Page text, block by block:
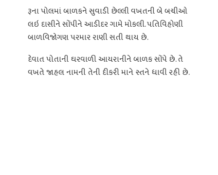
રૂના પોલમાં બાળકને સુવાડી છેલ્લી વખતની બે બચીઓ
લઇ દાસીને સોંપીને આડીદર ગામે મોકલી. પતિવિહોણી
બાળવિજોગણ પરમાર રાણી સતી થાય છે.
દેવાત પોતાની ઘરવાળી આયરાનીને બાળક સોંપે છે. તે
વખતે જાહલ નામની તેની દીકરી માને સ્તને ધાવી રહી છે.